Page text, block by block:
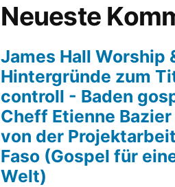
Neueste
James Hall Worship
Hintergründe zum
controll - Baden
Cheff Etienne
von der
Faso (Gospel für
Welt)